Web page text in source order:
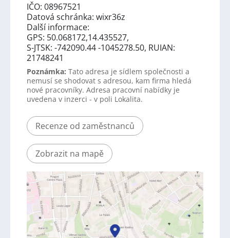
IČO: 08967521
Datová schránka: wixr36z
Další informace:
GPS: 50.068172,14.435527,
S-JTSK: -742090.44 -1045278.50, RUIAN:
21748241
Poznámka: Tato adresa je sídlem společnosti a
nemusí se shodovat s adresou, kam firma hledá
nové pracovníky. Adresa pracovní nabídky je
uvedena v inzerci - v poli Lokalita.
Recenze od zaměstnanců
Zobrazit na mapě